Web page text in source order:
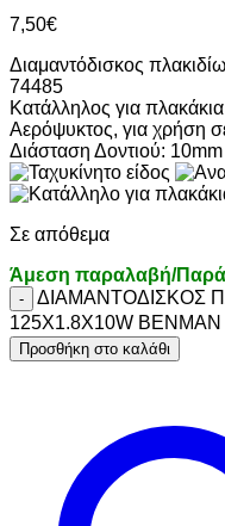
7,50€
Διαμαντόδισκος
74485
Κατάλληλος για
Αερόψυκτος, για χρήση
Διάσταση Δοντιού: 10mm
Σε απόθεμα
Άμεση παραλαβή/
ΔΙΑΜΑΝΤΟΔΙΣΚΟΣ
125X1.8X10W
Προσθήκη στο καλάθι